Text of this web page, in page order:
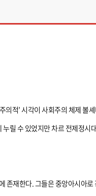
적’ 시각이 사회주의 체제
릴 수 있었지만 차르 전제정
재한다. 그들은 중앙아시아